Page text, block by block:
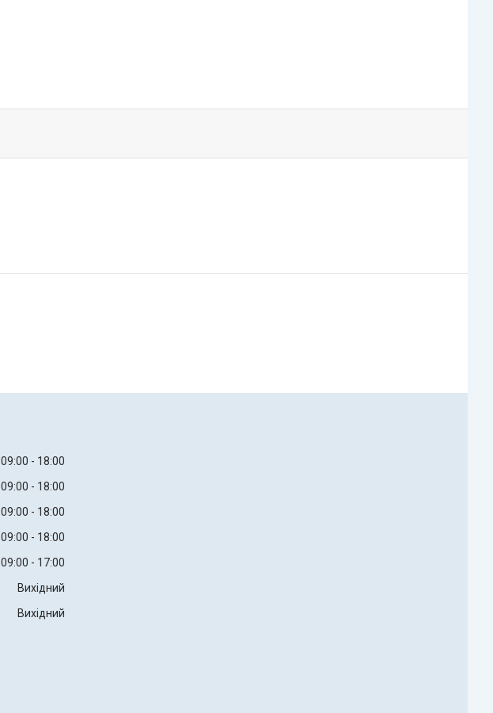
09:00
18:00
09:00
18:00
09:00
18:00
09:00
18:00
09:00
17:00
Вихідний
Вихідний